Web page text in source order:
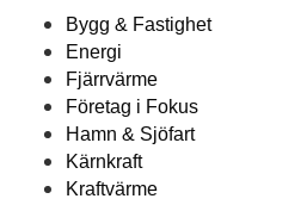
Bygg & Fastighet
Energi
Fjärrvärme
Företag i Fokus
Hamn & Sjöfart
Kärnkraft
Kraftvärme